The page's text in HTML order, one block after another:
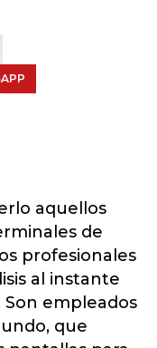
aquellos
de
profesionales
al instante
Son empleados
que